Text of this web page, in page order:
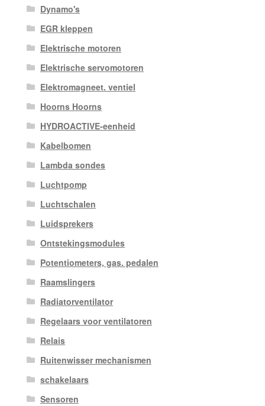
Dynamo's
EGR kleppen
Elektrische motoren
Elektrische servomotoren
Elektromagneet. ventiel
Hoorns Hoorns
HYDROACTIVE-eenheid
Kabelbomen
Lambda sondes
Luchtpomp
Luchtschalen
Luidsprekers
Ontstekingsmodules
Potentiometers, gas. pedalen
Raamslingers
Radiatorventilator
Regelaars voor ventilatoren
Relais
Ruitenwisser mechanismen
schakelaars
Sensoren